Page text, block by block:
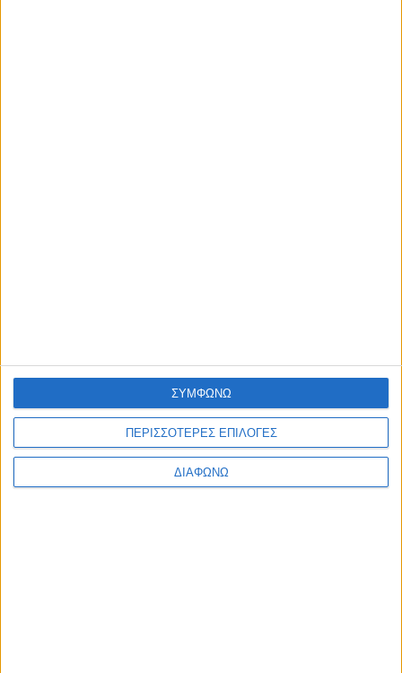
ΠΕΡΙΣΣΟΤΕΡΕΣ ΕΠΙΛΟΓΕΣ
ΔΙΑΦΩΝΩ
ΣΥΜΦΩΝΩ
ΤΑ ΚΑΤΑΣΤΗΜΑΤΑ ΜΑΣ
ΦΡΟΝΤΙΔΑ ΚΟΣΜΗΜΑΤΩΝ